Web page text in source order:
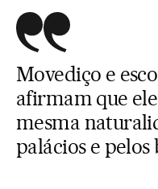
Movediço e
afirmam que
mesma
palácios e pelos